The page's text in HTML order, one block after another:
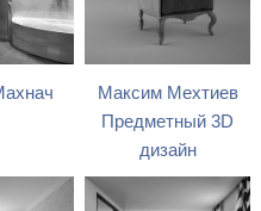
Максим Мехтиев
Предметный 3D
дизайн